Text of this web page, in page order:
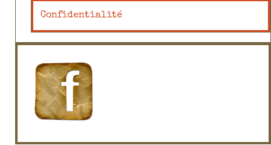
Confidentialité